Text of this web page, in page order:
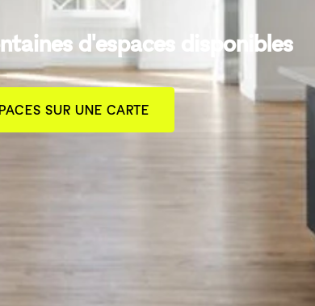
d'espaces disponibles
SUR UNE CARTE